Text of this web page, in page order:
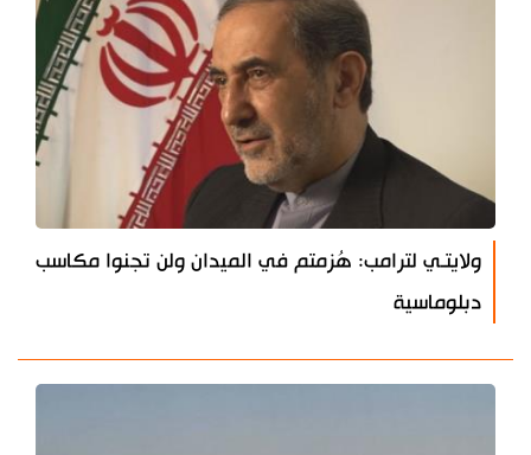
ولايتـي لترامب: هُزمتم في الميدان ولن تجنوا مكاسب
دبلوماسية